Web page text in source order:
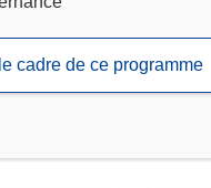
cadre de ce programme